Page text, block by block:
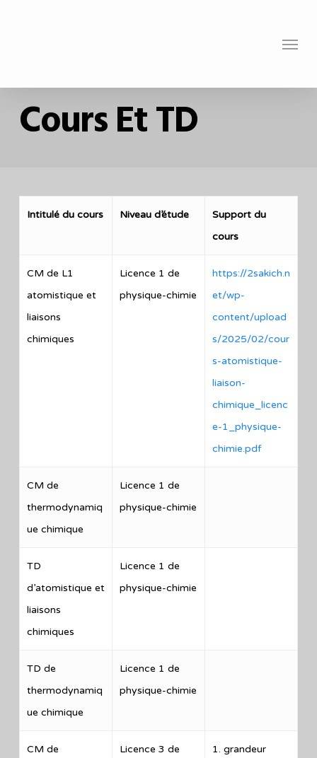
Menu
Cours Et TD
Intitulé du cours Niveau d’étude
Support du
cours
CM de L1
atomistique et
liaisons
chimiques
Licence 1 de
physique-chimie
https://2sakich.n
et/wp-
content/upload
s/2025/02/cour
s-atomistique-
liaison-
chimique_licenc
e-1_physique-
chimie.pdf
CM de
thermodynamiq
ue chimique
Licence 1 de
physique-chimie
TD
d’atomistique et
liaisons
chimiques
Licence 1 de
physique-chimie
TD de
thermodynamiq
ue chimique
Licence 1 de
physique-chimie
CM de
Licence 3 de
1. grandeur